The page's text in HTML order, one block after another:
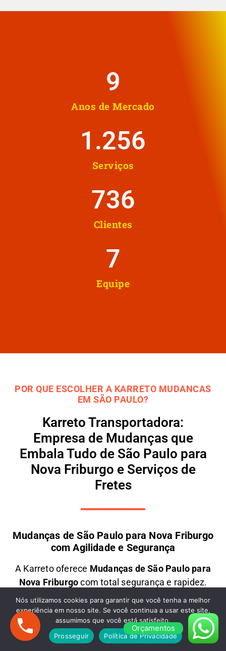
Anos de Mercado
10
Serviços
1.258
Clientes
737
Equipe
8
POR QUE ESCOLHER A KARRETO MUDANCAS
EM SÃO PAULO?
Karreto Transportadora:
Empresa de Mudanças que
Embala Tudo de São Paulo para
Nova Friburgo e Serviços de
Fretes
Mudanças de São Paulo para Nova Friburgo
com Agilidade e Segurança
A Karretooferece Mudanças de São Paulo para
Nova Friburgocom total segurança e rapidez.
Contamos com uma equipe especializada e frota
moderna para transportar seus móveis e objetos
com cuidado e eficiência . Seja umamudança
residencial ou comercial, garantimospreços
Orçamentos
Nós utilizamos cookies para garantir que você tenha a melhor
experiência em nosso site. Se você continua a usar este site,
assumimos que você está satisfeito.
Prosseguir
Política de Privacidade